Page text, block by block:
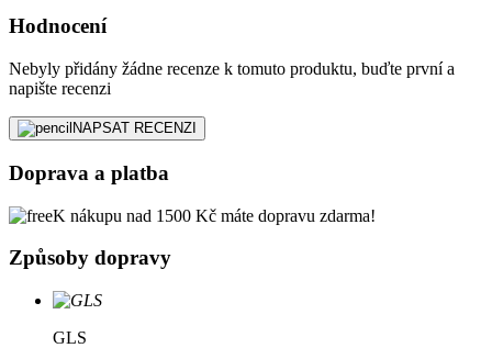
Hodnocení
Nebyly přidány žádne recenze k tomuto produktu, buďte první a
napište recenzi
NAPSAT RECENZI
Doprava a platba
K nákupu nad 1500 Kč máte dopravu zdarma!
Způsoby dopravy
GLS